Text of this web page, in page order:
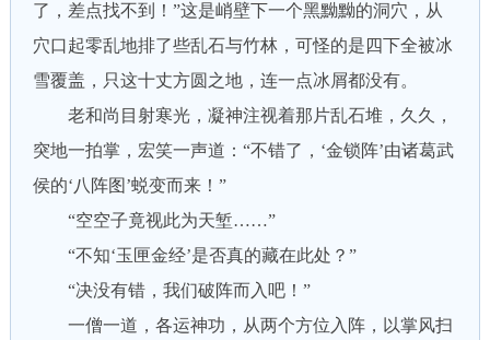
了，差点找不到！”这是峭壁下一个黑黝黝的洞穴，从
穴口起零乱地排了些乱石与竹林，可怪的是四下全被冰
雪覆盖，只这十丈方圆之地，连一点冰屑都没有。
老和尚目射寒光，凝神注视着那片乱石堆，久久，
突地一拍掌，宏笑一声道：“不错了，‘金锁阵’由诸葛武
侯的‘八阵图’蜕变而来！”
“空空子竟视此为天堑……”
“不知‘玉匣金经’是否真的藏在此处？”
“决没有错，我们破阵而入吧！”
一僧一道，各运神功，从两个方位入阵，以掌风扫